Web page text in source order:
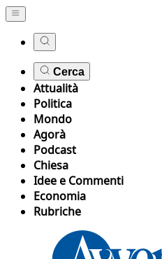
Cerca
Attualità
Politica
Mondo
Agorà
Podcast
Chiesa
Idee e Commenti
Economia
Rubriche